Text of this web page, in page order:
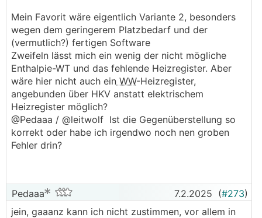
Mein Favorit wäre eigentlich Variante 2, besonders
wegen dem geringerem Platzbedarf und der
(vermutlich?) fertigen Software
Zweifeln lässt mich ein wenig der nicht mögliche
Enthalpie-WT und das fehlende Heizregister. Aber
wäre hier nicht auch ein WW-Heizregister,
angebunden über HKV anstatt elektrischem
Heizregister möglich?
@Pedaaa / @leitwolf Ist die Gegenüberstellung so
korrekt oder habe ich irgendwo noch nen groben
Fehler drin?
Pedaaa 7.2.2025 (#273)
jein, gaaanz kann ich nicht zustimmen, vor allem in